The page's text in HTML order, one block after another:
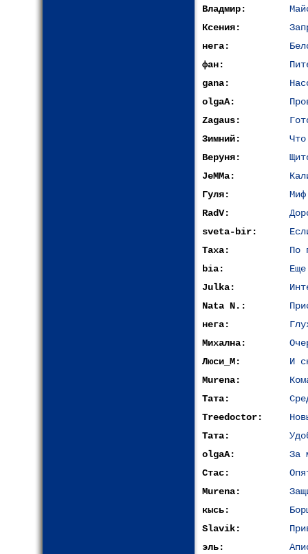
Владмир:
Ксения:
нега:
фан:
gana:
olgaA:
Zagaus:
Зимний:
Веруня:
JeMMa:
Гуля:
RadV:
sveta-bir:
Таха:
По
bia:
Julka:
Nata N.:
нега:
Михална:
Люси_М:
И
Murena:
Тата:
Treedoctor:
Тата:
olgaA:
За
Стас:
Murena:
кысь:
Slavik:
эль: